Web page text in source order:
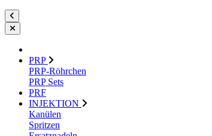
PRP
PRP-Röhrchen
PRP Sets
PRF
INJEKTION
Kanülen
Spritzen